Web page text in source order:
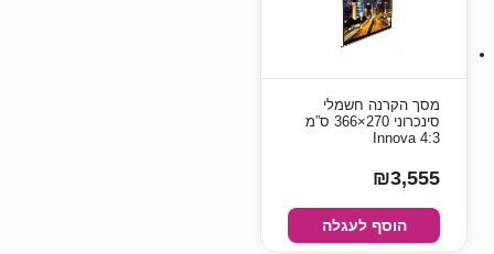
מסך הקרנה חשמלי
סינכרוני 270×366 ס”מ
4:3 Innova
₪3,555
הוסף לעגלה